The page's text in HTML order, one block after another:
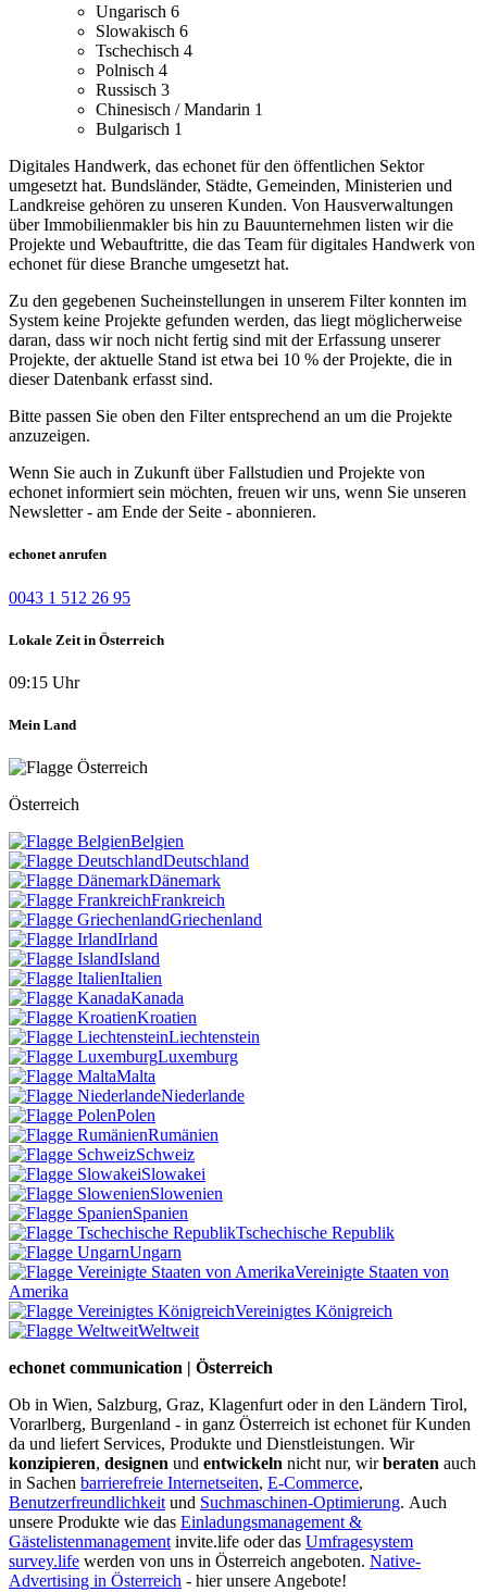
Ungarisch 6
Slowakisch 6
Tschechisch 4
Polnisch 4
Russisch 3
Chinesisch / Mandarin 1
Bulgarisch 1
Digitales Handwerk, das echonet für den öffentlichen Sektor
umgesetzt hat. Bundsländer, Städte, Gemeinden, Ministerien und
Landkreise gehören zu unseren Kunden. Von Hausverwaltungen
über Immobilienmakler bis hin zu Bauunternehmen listen wir die
Projekte und Webauftritte, die das Team für digitales Handwerk von
echonet für diese Branche umgesetzt hat.
Zu den gegebenen Sucheinstellungen in unserem Filter konnten im
System keine Projekte gefunden werden, das liegt möglicherweise
daran, dass wir noch nicht fertig sind mit der Erfassung unserer
Projekte, der aktuelle Stand ist etwa bei 10 % der Projekte, die in
dieser Datenbank erfasst sind.
Bitte passen Sie oben den Filter entsprechend an um die Projekte
anzuzeigen.
Wenn Sie auch in Zukunft über Fallstudien und Projekte von
echonet informiert sein möchten, freuen wir uns, wenn Sie unseren
Newsletter - am Ende der Seite - abonnieren.
echonet anrufen
0043 1 512 26 95
Lokale Zeit in Österreich
09:15 Uhr
Mein Land
Österreich
Belgien
Deutschland
Dänemark
Frankreich
Griechenland
Irland
Island
Italien
Kanada
Kroatien
Liechtenstein
Luxemburg
Malta
Niederlande
Polen
Rumänien
Schweiz
Slowakei
Slowenien
Spanien
Tschechische Republik
Ungarn
Vereinigte Staaten von
Amerika
Vereinigtes Königreich
Weltweit
echonet communication | Österreich
Ob in Wien, Salzburg, Graz, Klagenfurt oder in den Ländern Tirol,
Vorarlberg, Burgenland - in ganz Österreich ist echonet für Kunden
da und liefert Services, Produkte und Dienstleistungen. Wir
konzipieren, designen und entwickeln nicht nur, wirberaten auch
in Sachen barrierefreie Internetseiten, E-Commerce,
Benutzerfreundlichkeit und Suchmaschinen-Optimierung. Auch
unsere Produkte wie das Einladungsmanagement &
Gästelistenmanagement invite.life oder das Umfragesystem
survey.life werden von uns in Österreich angeboten. Native-
Advertising in Österreich - hier unsere Angebote!